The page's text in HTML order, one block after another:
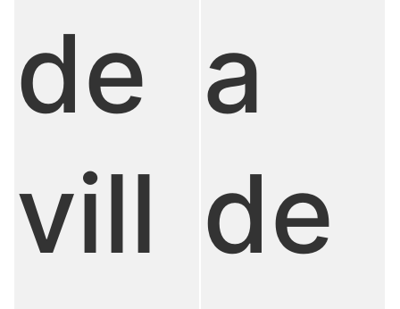
de
vill
a
de